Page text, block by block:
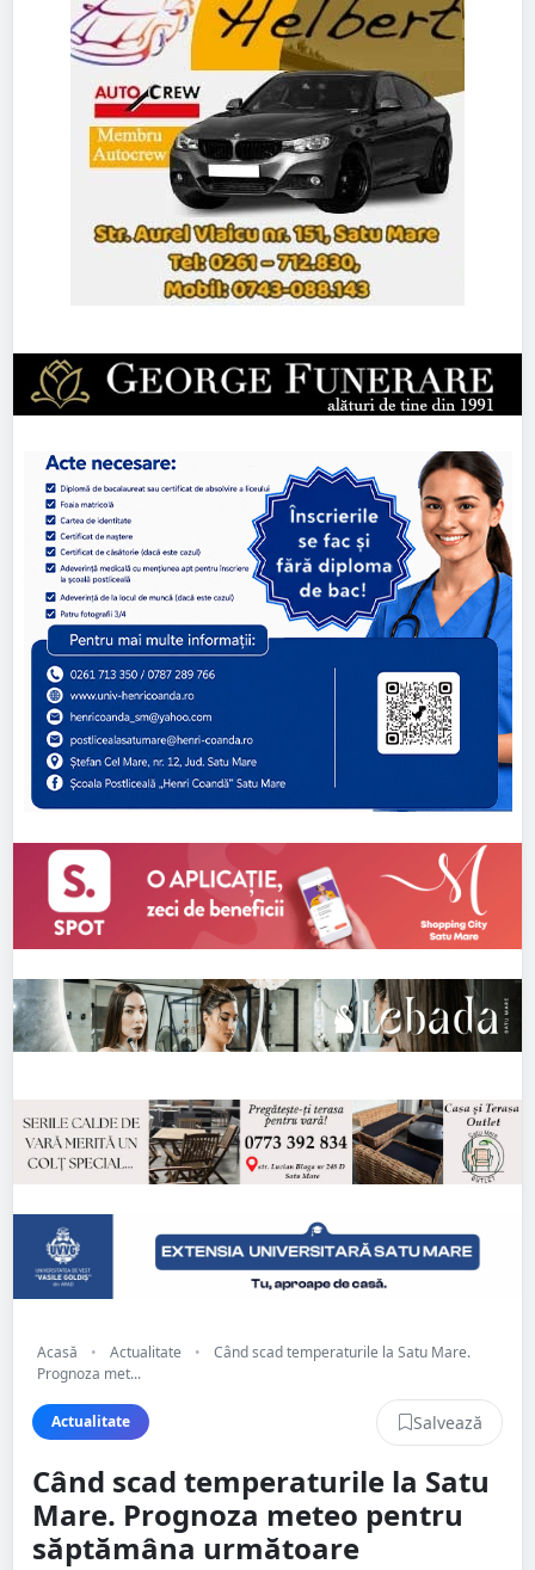
Acasă • Actualitate •
Când scad temperaturile la Satu Mare.
Prognoza met...
Actualitate Salvează
Când scad temperaturile la Satu
Mare. Prognoza meteo pentru
săptămâna următoare